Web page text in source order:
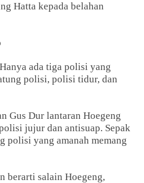
Hatta kepada belahan
ada tiga polisi yang
polisi, polisi tidur, dan
Gus Dur lantaran Hoegeng
jujur dan antisuap. Sepak
polisi yang amanah memang
berarti salain Hoegeng,